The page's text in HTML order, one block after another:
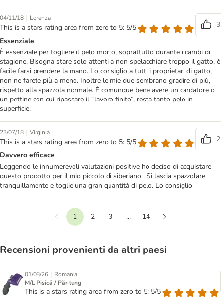
04/11/18 | Lorenza
This is a stars rating area from zero to 5: 5/5
3
Essenziale
È essenziale per togliere il pelo morto, soprattutto durante i cambi di
stagione. Bisogna stare solo attenti a non spelacchiare troppo il gatto, è
facile farsi prendere la mano. Lo consiglio a tutti i proprietari di gatto,
non ne farete più a meno. Inoltre le mie due sembrano gradire di più,
rispetto alla spazzola normale. È comunque bene avere un cardatore o
un pettine con cui ripassare il “lavoro finito”, resta tanto pelo in
superficie.
23/07/18 | Virginia
This is a stars rating area from zero to 5: 5/5
2
Davvero efficace
Leggendo le innumerevoli valutazioni positive ho deciso di acquistare
questo prodotto per il mio piccolo di siberiano . Si lascia spazzolare
tranquillamente e toglie una gran quantità di pelo. Lo consiglio
Precedente
1 2 3 ...
14
Recensioni provenienti da altri paesi
01/08/26 | Romania
M/L Pisică / Păr lung
This is a stars rating area from zero to 5: 5/5